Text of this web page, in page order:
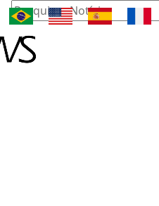
Pesquisar Notícia